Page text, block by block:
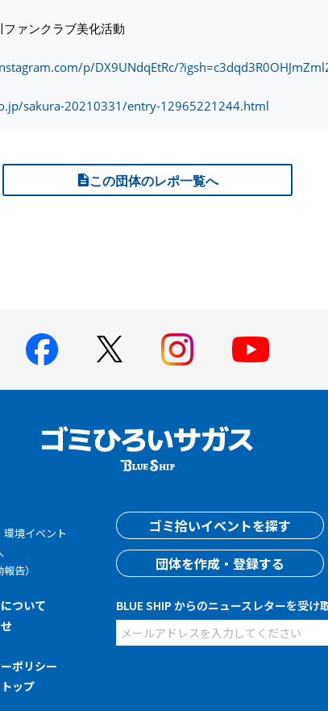
ァンクラブ美化活動
p/DX9UNdqEtRc/
sakura-20210331/entry-12965221244.html
この団体のレポ一覧へ
環境イベント
告）
ついて
ポリシー
ップ
ゴミ拾いイベントを探す
団体を作成・登録する
BLUE SHIP からのニュースレターを受け